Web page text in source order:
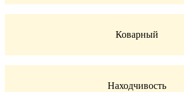
Коварный
Находчивость